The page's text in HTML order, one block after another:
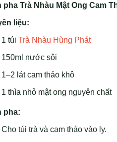
pha Trà Nhàu Mật Ong Cam
liệu:
1 túi Trà Nhàu Hùng Phát
150ml nước sôi
1–2 lát cam thảo khô
1 thìa nhỏ mật ong nguyên chất
pha:
Cho túi trà và cam thảo vào ly.